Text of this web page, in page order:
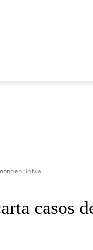
en Bolivia
casos